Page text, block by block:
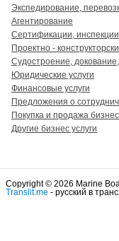
Экспедирование,
Агентирование
Сертификации,
Проектно -
Судостроение,
Юридические услуги
Финансовые услуги
Предложения о
Покупка и продажа
Другие бизнес услуги
Copyright © 2026 Marine
Translit.me - русский в